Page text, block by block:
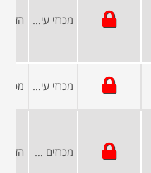
מכרזי עיריות ומועצות
מכרזי עיריות ומועצות
מכרזים פומביים